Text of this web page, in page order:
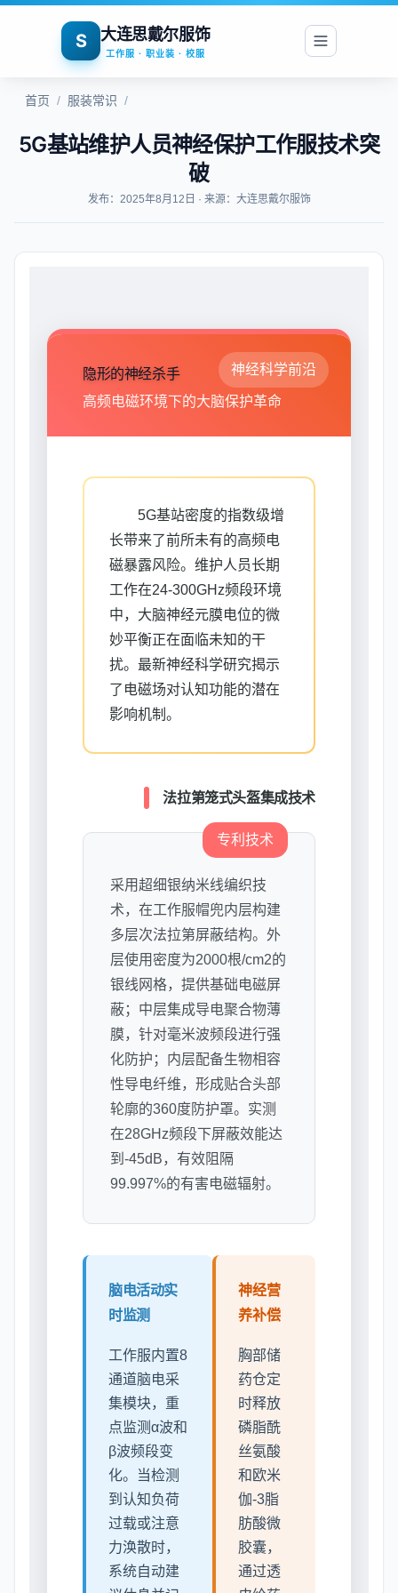
S 大连思戴尔服饰
工作服 · 职业装 · 校服
首页 / 服装常识 /
5G基站维护人员神经保护工作服技术突
破
发布：2025年8月12日 · 来源：大连思戴尔服饰
神经科学前沿
隐形的神经杀手
高频电磁环境下的大脑保护革命
5G基站密度的指数级增
长带来了前所未有的高频电
磁暴露风险。维护人员长期
工作在24-300GHz频段环境
中，大脑神经元膜电位的微
妙平衡正在面临未知的干
扰。最新神经科学研究揭示
了电磁场对认知功能的潜在
影响机制。
法拉第笼式头盔集成技术
专利技术
采用超细银纳米线编织技
术，在工作服帽兜内层构建
多层次法拉第屏蔽结构。外
层使用密度为2000根/cm2的
银线网格，提供基础电磁屏
蔽；中层集成导电聚合物薄
膜，针对毫米波频段进行强
化防护；内层配备生物相容
性导电纤维，形成贴合头部
轮廓的360度防护罩。实测
在28GHz频段下屏蔽效能达
到-45dB，有效阻隔
99.997%的有害电磁辐射。
脑电活动实
时监测
工作服内置8
通道脑电采
集模块，重
点监测α波和
β波频段变
化。当检测
到认知负荷
过载或注意
力涣散时，
系统自动建
神经营
养补偿
胸部储
药仓定
时释放
磷脂酰
丝氨酸
和欧米
伽-3脂
肪酸微
胶囊，
通过透